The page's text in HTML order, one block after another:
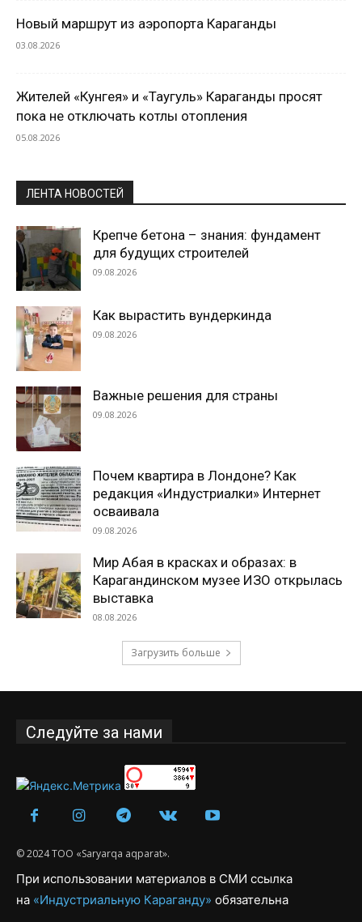
Новый маршрут из аэропорта Караганды
03.08.2026
Жителей «Кунгея» и «Таугуль» Караганды просят
пока не отключать котлы отопления
05.08.2026
ЛЕНТА НОВОСТЕЙ
Крепче бетона – знания: фундамент
для будущих строителей
09.08.2026
Как вырастить вундеркинда
09.08.2026
Важные решения для страны
09.08.2026
Почем квартира в Лондоне? Как
редакция «Индустриалки» Интернет
осваивала
09.08.2026
Мир Абая в красках и образах: в
Карагандинском музее ИЗО открылась
выставка
08.08.2026
Загрузить больше
Следуйте за нами
© 2024 ТОО «Saryarqa aqparat».
При использовании материалов в СМИ ссылка
на «Индустриальную Караганду» обязательна